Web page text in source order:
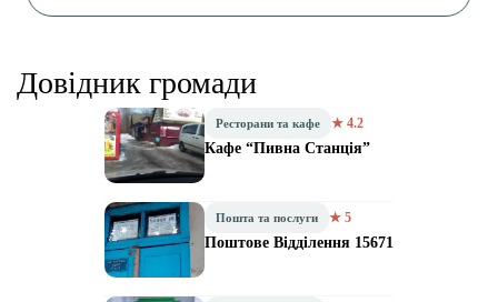
Довідник громади
Ресторани та кафе ★ 4.2
Кафе “Пивна Станція”
Пошта та послуги ★ 5
Поштове Відділення 15671